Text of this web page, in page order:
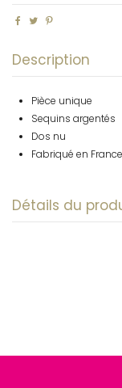
Description
Pièce unique
Sequins argentés
Dos nu
Fabriqué en France
Détails du